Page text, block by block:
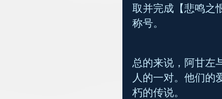
取并完成【悲鸣之
称号。
总的来说，阿甘左
人的一对。他们的
朽的传说。